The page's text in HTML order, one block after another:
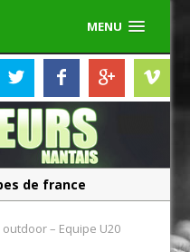
MENU
de france
– Equipe U20